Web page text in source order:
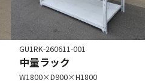
GU1RK-260611-001
中量ラック
W1800×D900×H1800